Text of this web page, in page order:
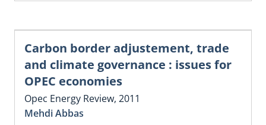
Carbon border adjustement, trade
and climate governance : issues for
OPEC economies
Opec Energy Review, 2011
Mehdi Abbas